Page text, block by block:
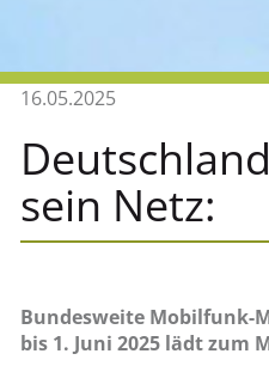
16.05.2025
sein Netz:
Bundesweite Mobilfunk-
bis 1. Juni 2025 lädt zum